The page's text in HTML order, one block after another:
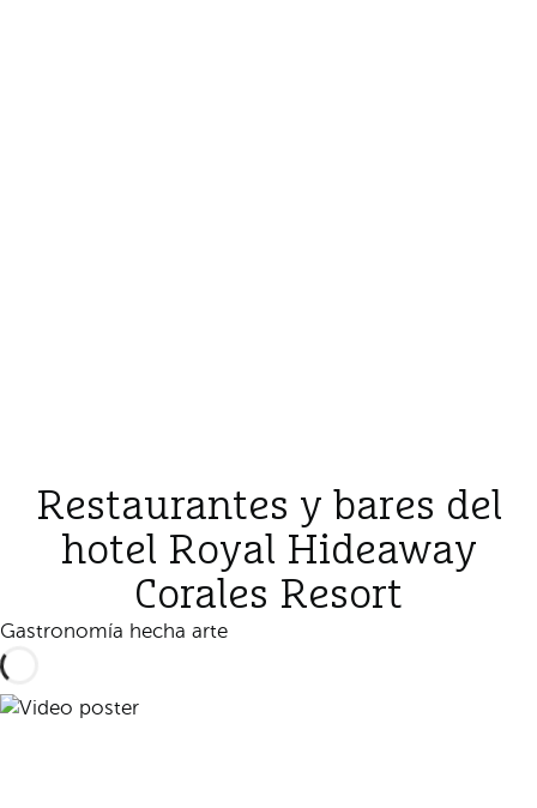
Restaurantes y bares del
hotel Royal Hideaway
Corales Resort
Gastronomía hecha arte